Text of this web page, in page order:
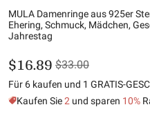
MULA Damenringe aus 925er
Ehering, Schmuck, Mädchen,
Jahrestag
$16.89 $33.00
Für 6 kaufen und 1 GRATIS-
Kaufen Sie2 und sparen 10%